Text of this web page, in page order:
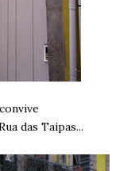
das Taipas...